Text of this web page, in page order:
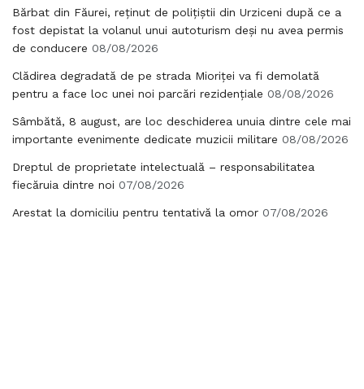
Bărbat din Făurei, reținut de polițiștii din Urziceni după ce a
fost depistat la volanul unui autoturism deși nu avea permis
de conducere 08/08/2026
Clădirea degradată de pe strada Mioriței va fi demolată
pentru a face loc unei noi parcări rezidențiale 08/08/2026
Sâmbătă, 8 august, are loc deschiderea unuia dintre cele mai
importante evenimente dedicate muzicii militare 08/08/2026
Dreptul de proprietate intelectuală – responsabilitatea
fiecăruia dintre noi 07/08/2026
Arestat la domiciliu pentru tentativă la omor 07/08/2026